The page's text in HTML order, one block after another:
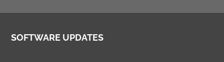
SOFTWARE UPDATES